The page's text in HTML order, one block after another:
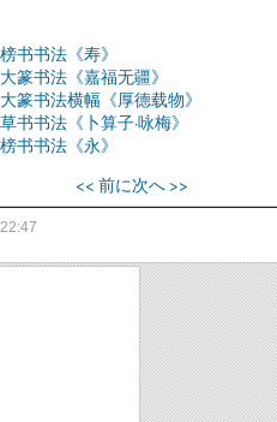
书书法《寿》
篆书法《嘉福无疆》
篆书法横幅《厚德载物》
书书法《卜算子·咏梅》
书书法《永》
<< 前に次へ >>